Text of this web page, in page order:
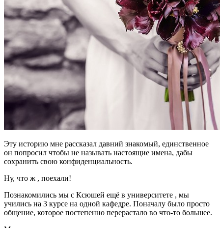
Эту историю мне рассказал давний знакомый, единственное
он попросил чтобы не называть настоящие имена, дабы
сохранить свою конфиденциальность.
Ну, что ж , поехали!
Познакомились мы с Ксюшей ещё в университете , мы
учились на 3 курсе на одной кафедре. Поначалу было просто
общение, которое постепенно перерастало во что-то большее.